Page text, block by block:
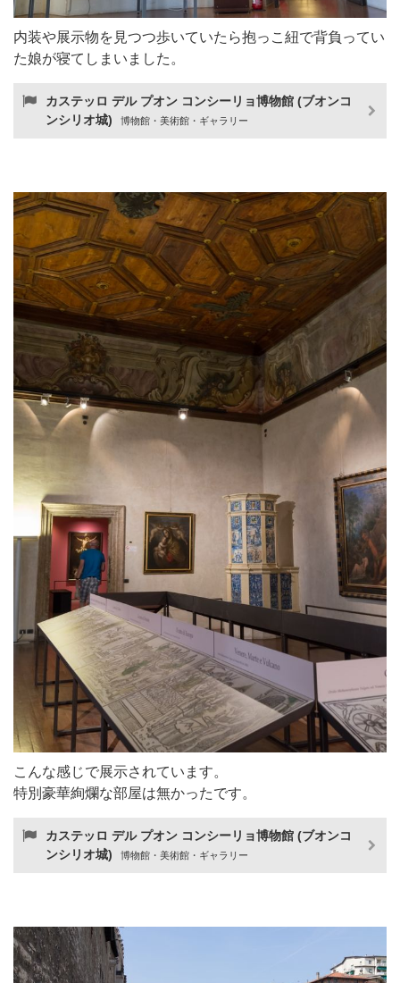
内装や展示物を見つつ歩いていたら抱っこ紐で背負ってい
た娘が寝てしまいました。
カステッロ デル プオン コンシーリョ博物館 (ブオンコ
ンシリオ城)
博物館・美術館・ギャラリー
こんな感じで展示されています。
特別豪華絢爛な部屋は無かったです。
カステッロ デル プオン コンシーリョ博物館 (ブオンコ
ンシリオ城)
博物館・美術館・ギャラリー